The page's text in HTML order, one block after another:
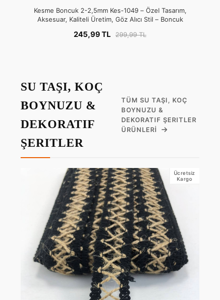
Kesme Boncuk 2-2,5mm Kes-1049 – Özel Tasarım,
Aksesuar, Kaliteli Üretim, Göz Alıcı Stil – Boncuk
245,99 TL 299,99 TL
SU TAŞI, KOÇ
BOYNUZU &
DEKORATIF
ŞERITLER
TÜM SU TAŞI, KOÇ
BOYNUZU &
DEKORATIF ŞERITLER
ÜRÜNLERI
Ücretsiz
Kargo